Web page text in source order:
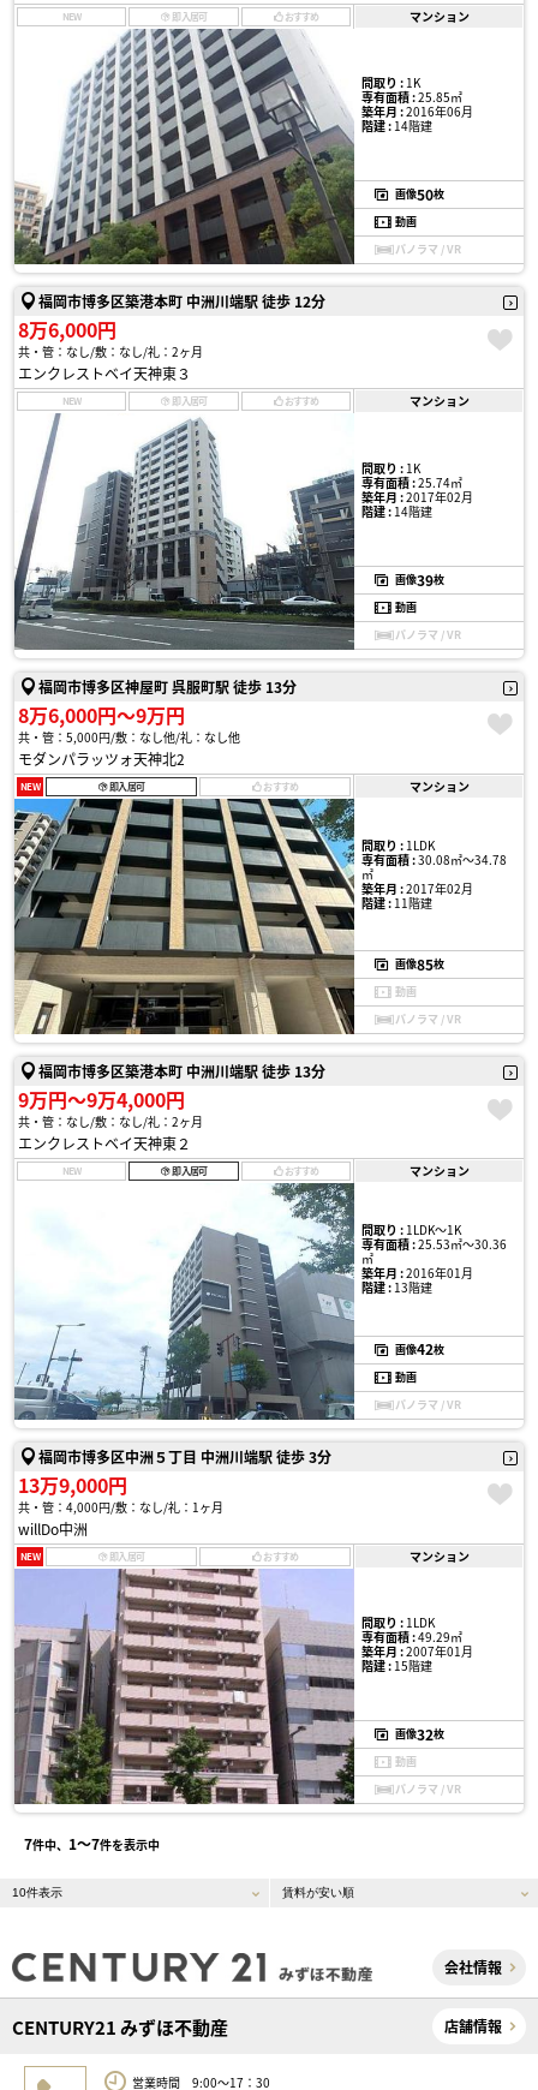
NEW 即入居可 おすすめ マンション
間取り :1K
専有面積 :25.85㎡
築年月 :2016年06月
階建 :14階建
画像50枚
動画
パノラマ / VR
福岡市博多区築港本町 中洲川端駅 徒歩 12分
8万6,000円
共・管：なし 敷：なし 礼：2ヶ月
エンクレストベイ天神東３
NEW 即入居可 おすすめ マンション
間取り :1K
専有面積 :25.74㎡
築年月 :2017年02月
階建 :14階建
画像39枚
動画
パノラマ / VR
福岡市博多区神屋町 呉服町駅 徒歩 13分
8万6,000円〜9万円
共・管：5,000円 敷：なし他 礼：なし他
モダンパラッツォ天神北2
NEW 即入居可 おすすめ マンション
間取り :1LDK
専有面積 :30.08㎡〜34.78
㎡
築年月 :2017年02月
階建 :11階建
画像85枚
動画
パノラマ / VR
福岡市博多区築港本町 中洲川端駅 徒歩 13分
9万円〜9万4,000円
共・管：なし 敷：なし 礼：2ヶ月
エンクレストベイ天神東２
NEW 即入居可 おすすめ マンション
間取り :1LDK〜1K
専有面積 :25.53㎡〜30.36
㎡
築年月 :2016年01月
階建 :13階建
画像42枚
動画
パノラマ / VR
福岡市博多区中洲５丁目 中洲川端駅 徒歩 3分
13万9,000円
共・管：4,000円 敷：なし 礼：1ヶ月
willDo中洲
NEW 即入居可 おすすめ マンション
間取り :1LDK
専有面積 :49.29㎡
築年月 :2007年01月
階建 :15階建
画像32枚
動画
パノラマ / VR
7件中、 1〜7件を表示中
会社情報
CENTURY21 みずほ不動産 店舗情報
営業時間 9:00～17：30